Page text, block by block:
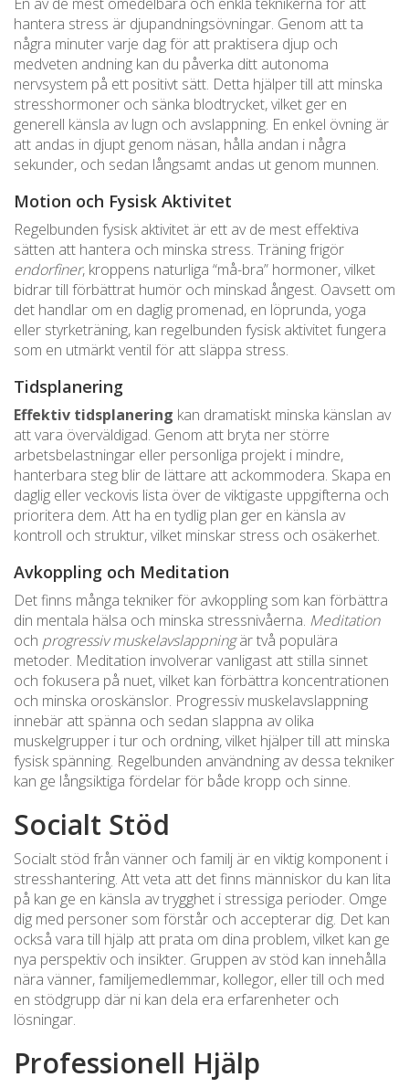
hantera stress är djupandningsövningar. Genom att ta
några minuter varje dag för att praktisera djup och
medveten andning kan du påverka ditt autonoma
nervsystem på ett positivt sätt. Detta hjälper till att minska
stresshormoner och sänka blodtrycket, vilket ger en
generell känsla av lugn och avslappning. En enkel övning är
att andas in djupt genom näsan, hålla andan i några
sekunder, och sedan långsamt andas ut genom munnen.
Motion och Fysisk Aktivitet
Regelbunden fysisk aktivitet är ett av de mest effektiva
sätten att hantera och minska stress. Träning frigör
endorfiner, kroppens naturliga “må-bra” hormoner, vilket
bidrar till förbättrat humör och minskad ångest. Oavsett om
det handlar om en daglig promenad, en löprunda, yoga
eller styrketräning, kan regelbunden fysisk aktivitet fungera
som en utmärkt ventil för att släppa stress.
Tidsplanering
Effektiv tidsplanering kan dramatiskt minska känslan av
att vara överväldigad. Genom att bryta ner större
arbetsbelastningar eller personliga projekt i mindre,
hanterbara steg blir de lättare att ackommodera. Skapa en
daglig eller veckovis lista över de viktigaste uppgifterna och
prioritera dem. Att ha en tydlig plan ger en känsla av
kontroll och struktur, vilket minskar stress och osäkerhet.
Avkoppling och Meditation
Det finns många tekniker för avkoppling som kan förbättra
din mentala hälsa och minska stressnivåerna. Meditation
och progressiv muskelavslappningär två populära
metoder. Meditation involverar vanligast att stilla sinnet
och fokusera på nuet, vilket kan förbättra koncentrationen
och minska oroskänslor. Progressiv muskelavslappning
innebär att spänna och sedan slappna av olika
muskelgrupper i tur och ordning, vilket hjälper till att minska
fysisk spänning. Regelbunden användning av dessa tekniker
kan ge långsiktiga fördelar för både kropp och sinne.
Socialt Stöd
Socialt stöd från vänner och familj är en viktig komponent i
stresshantering. Att veta att det finns människor du kan lita
på kan ge en känsla av trygghet i stressiga perioder. Omge
dig med personer som förstår och accepterar dig. Det kan
också vara till hjälp att prata om dina problem, vilket kan ge
nya perspektiv och insikter. Gruppen av stöd kan innehålla
nära vänner, familjemedlemmar, kollegor, eller till och med
en stödgrupp där ni kan dela era erfarenheter och
lösningar.
Professionell Hjälp